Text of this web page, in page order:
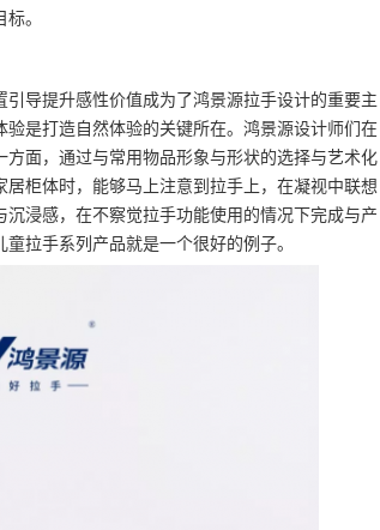
。
导提升感性价值成为了鸿景源拉手设计的重要主
是打造自然体验的关键所在。鸿景源设计师们在
面，通过与常用物品形象与形状的选择与艺术化
柜体时，能够马上注意到拉手上，在凝视中联想
浸感，在不察觉拉手功能使用的情况下完成与产
拉手系列产品就是一个很好的例子。